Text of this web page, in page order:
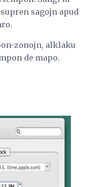
sagojn apud
zonojn, alklaku
de mapo.